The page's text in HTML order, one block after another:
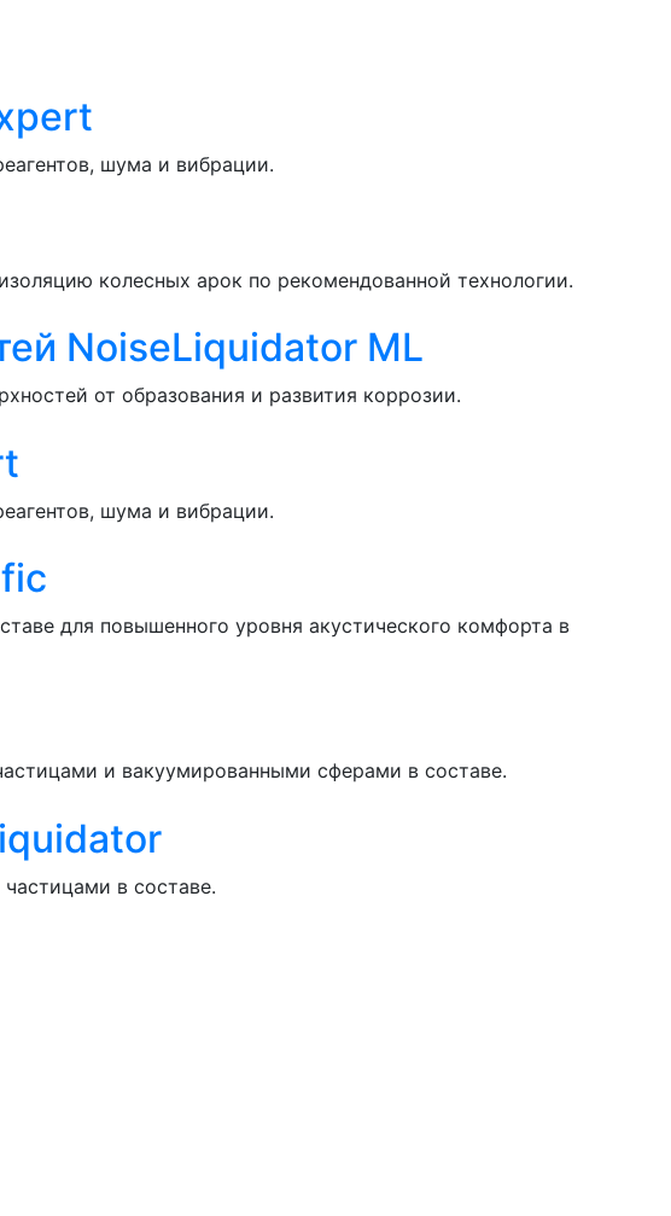
шума и вибрации.
колесных арок по рекомендованной технологии.
NoiseLiquidator ML
от образования и развития коррозии.
шума и вибрации.
для повышенного уровня акустического комфорта в
и вакуумированными сферами в составе.
в составе.